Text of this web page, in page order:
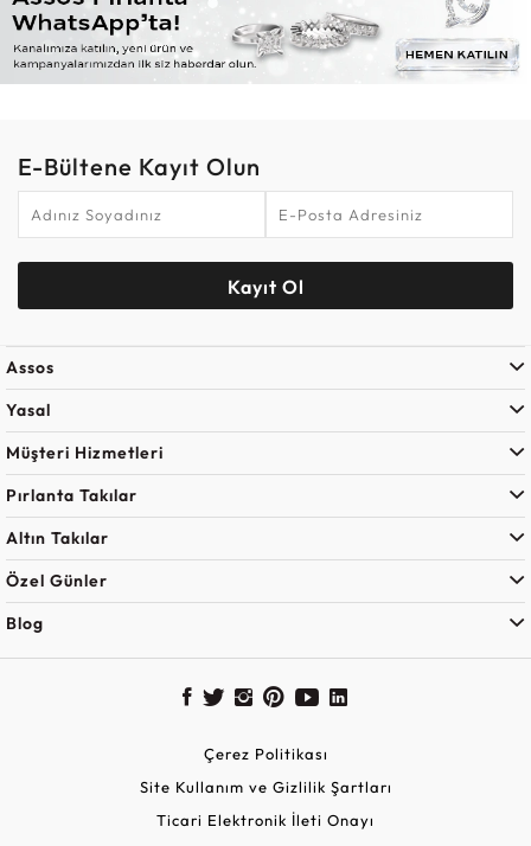
E-Bültene Kayıt Olun
Kayıt Ol
Assos
Yasal
Müşteri Hizmetleri
Pırlanta Takılar
Altın Takılar
Özel Günler
Blog
Çerez Politikası
Site Kullanım ve Gizlilik Şartları
Ticari Elektronik İleti Onayı